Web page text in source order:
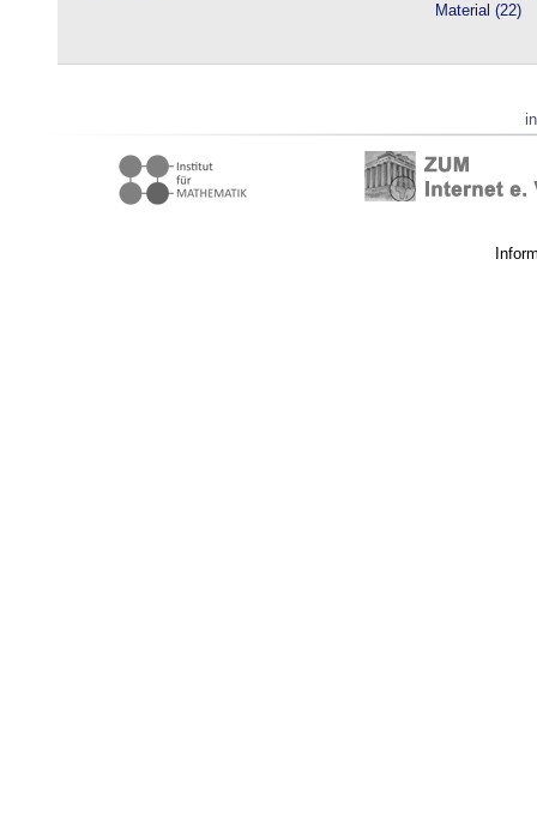
Material (22)